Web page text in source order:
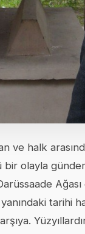
ve halk
olayla
tarihi